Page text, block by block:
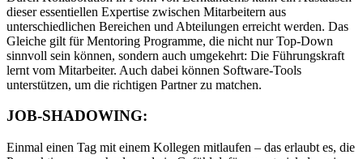
dieser essentiellen Expertise zwischen Mitarbeitern aus
unterschiedlichen Bereichen und Abteilungen erreicht werden. Das
Gleiche gilt für Mentoring Programme, die nicht nur Top-Down
sinnvoll sein können, sondern auch umgekehrt: Die Führungskraft
lernt vom Mitarbeiter. Auch dabei können Software-Tools
unterstützen, um die richtigen Partner zu matchen.
JOB-SHADOWING:
Einmal einen Tag mit einem Kollegen mitlaufen – das erlaubt es, die